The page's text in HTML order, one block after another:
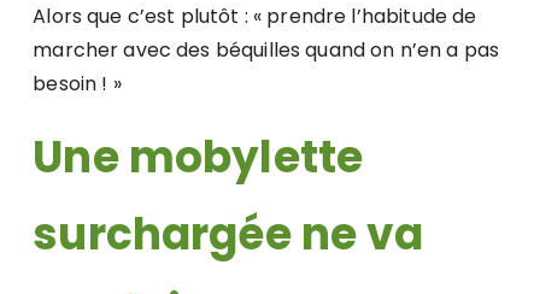
Alors que c’est plutôt : « prendre l’habitude de
marcher avec des béquilles quand on n’en a pas
besoin ! »
Une mobylette
surchargée ne va